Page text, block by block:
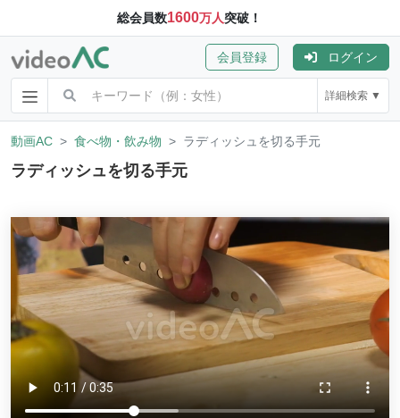
総会員数1600万人突破！
会員登録 ログイン
詳細検索 ▼
動画AC 食べ物・飲み物 ラディッシュを切る手元
ラディッシュを切る手元